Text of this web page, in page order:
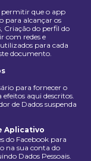
permitir que o app
para alcançar os
Criação do perfil do
com redes e
para cada
documento.
para fornecer o
aqui descritos.
de Dados suspenda
Aplicativo
do Facebook para
na sua conta do
Dados Pessoais.